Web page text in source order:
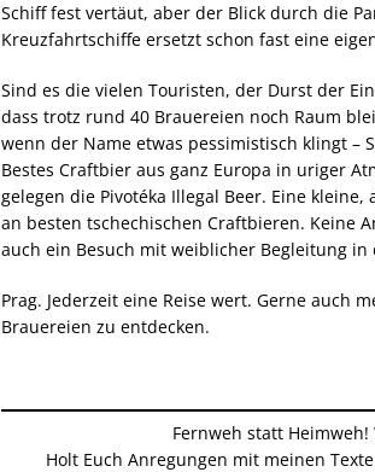
Schiff fest vertäut, aber der Blick durch die
Kreuzfahrtschiffe ersetzt schon fast eine
Sind es die vielen Touristen, der Durst der
dass trotz rund 40 Brauereien noch Raum
wenn der Name etwas pessimistisch klingt –
Bestes Craftbier aus ganz Europa in uriger
gelegen die Pivotéka Illegal Beer. Eine
an besten tschechischen Craftbieren. Keine
auch ein Besuch mit weiblicher Begleitung
Prag. Jederzeit eine Reise wert. Gerne auch
Brauereien zu entdecken.
Fernweh statt
Holt Euch Anregungen mit meinen